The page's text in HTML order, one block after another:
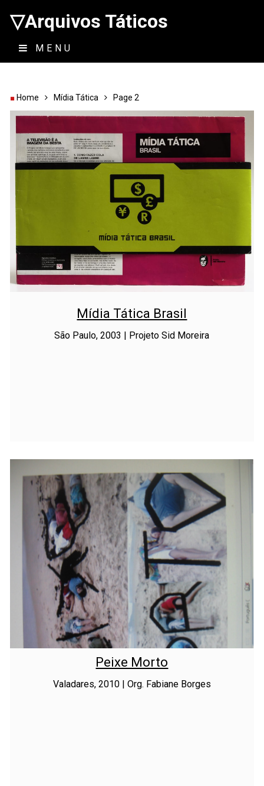
▽Arquivos Táticos
MENU
Home Mídia Tática Page 2
Mídia Tática Brasil
São Paulo, 2003 | Projeto Sid Moreira
Peixe Morto
Valadares, 2010 | Org. Fabiane Borges